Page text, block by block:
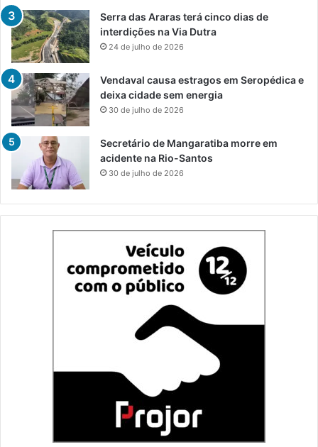
Serra das Araras terá cinco dias de
interdições na Via Dutra
24 de julho de 2026
Vendaval causa estragos em Seropédica e
deixa cidade sem energia
30 de julho de 2026
Secretário de Mangaratiba morre em
acidente na Rio-Santos
30 de julho de 2026